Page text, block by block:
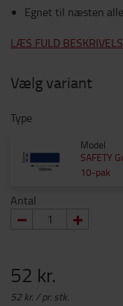
Egnet til næsten
LÆS FULD
Vælg variant
Type
Model
SAFETY
10-pak
Antal
52 kr.
52 kr. / pr. stk.